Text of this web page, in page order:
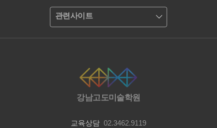
관련사이트
강남고도미술학원
교육상담 02.3462.9119